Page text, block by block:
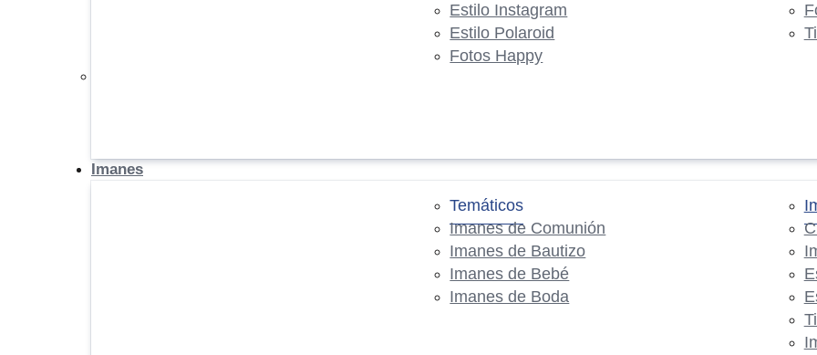
Estilo Instagram
Estilo Polaroid
Fotos Happy
Imanes
Temáticos
Imanes de Comunión
Imanes de Bautizo
Imanes de Bebé
Imanes de Boda